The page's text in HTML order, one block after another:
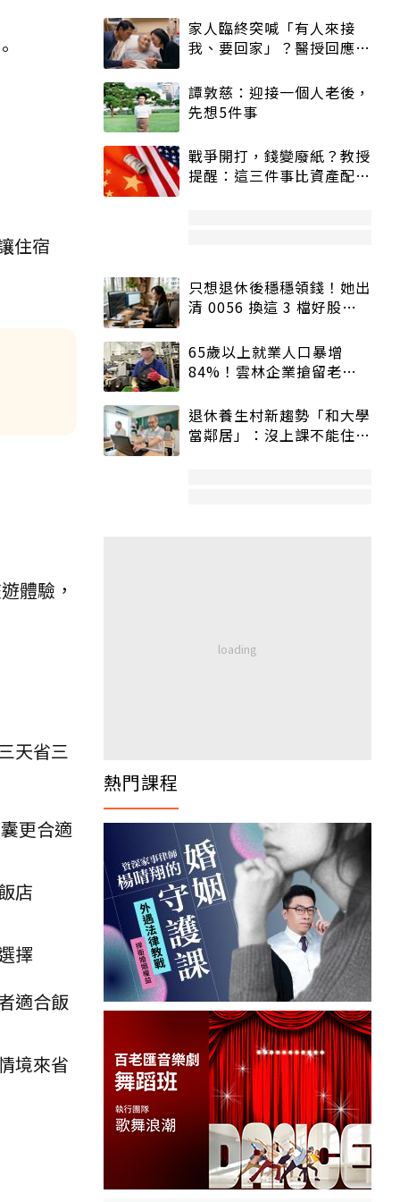
住宿
體驗，
天省三
更合適
店
擇
適合飯
境來省
家人臨終突喊「有人來接
我、要回家」？醫授回應方
譚敦慈：迎接一個人老後，
先想5件事
戰爭開打，錢變廢紙？教授
提醒：這三件事比資產配置
只想退休後穩穩領錢！她出
清 0056 換這 3 檔好股：
65歲以上就業人口暴增
84%！雲林企業搶留老員
退休養生村新趨勢「和大學
當鄰居」：沒上課不能住、
熱門課程